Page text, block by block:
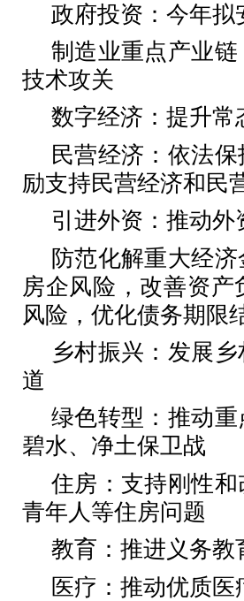
政府投资：今年拟
制造业重点产业
技术攻关
数字经济：提升常
民营经济：依法
励支持民营经济和民
引进外资：推动
防范化解重大经
房企风险，改善资
风险，优化债务期限
乡村振兴：发展
道
绿色转型：推动
碧水、净土保卫战
住房：支持刚性
青年人等住房问题
教育：推进义务教
医疗：推动优质